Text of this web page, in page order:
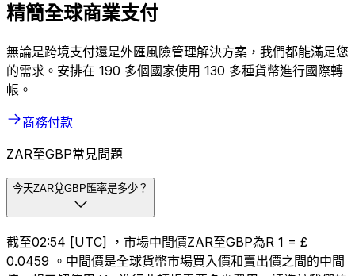
精簡全球商業支付
無論是跨境支付還是外匯風險管理解決方案，我們都能滿足您
的需求。安排在 190 多個國家使用 130 多種貨幣進行國際轉
帳。
商務付款
ZAR至GBP常見問題
今天ZAR兌GBP匯率是多少？
截至02:54 [UTC] ，市場中間價ZAR至GBP為R 1 = £
0.0459 。中間價是全球貨幣市場買入價和賣出價之間的中間